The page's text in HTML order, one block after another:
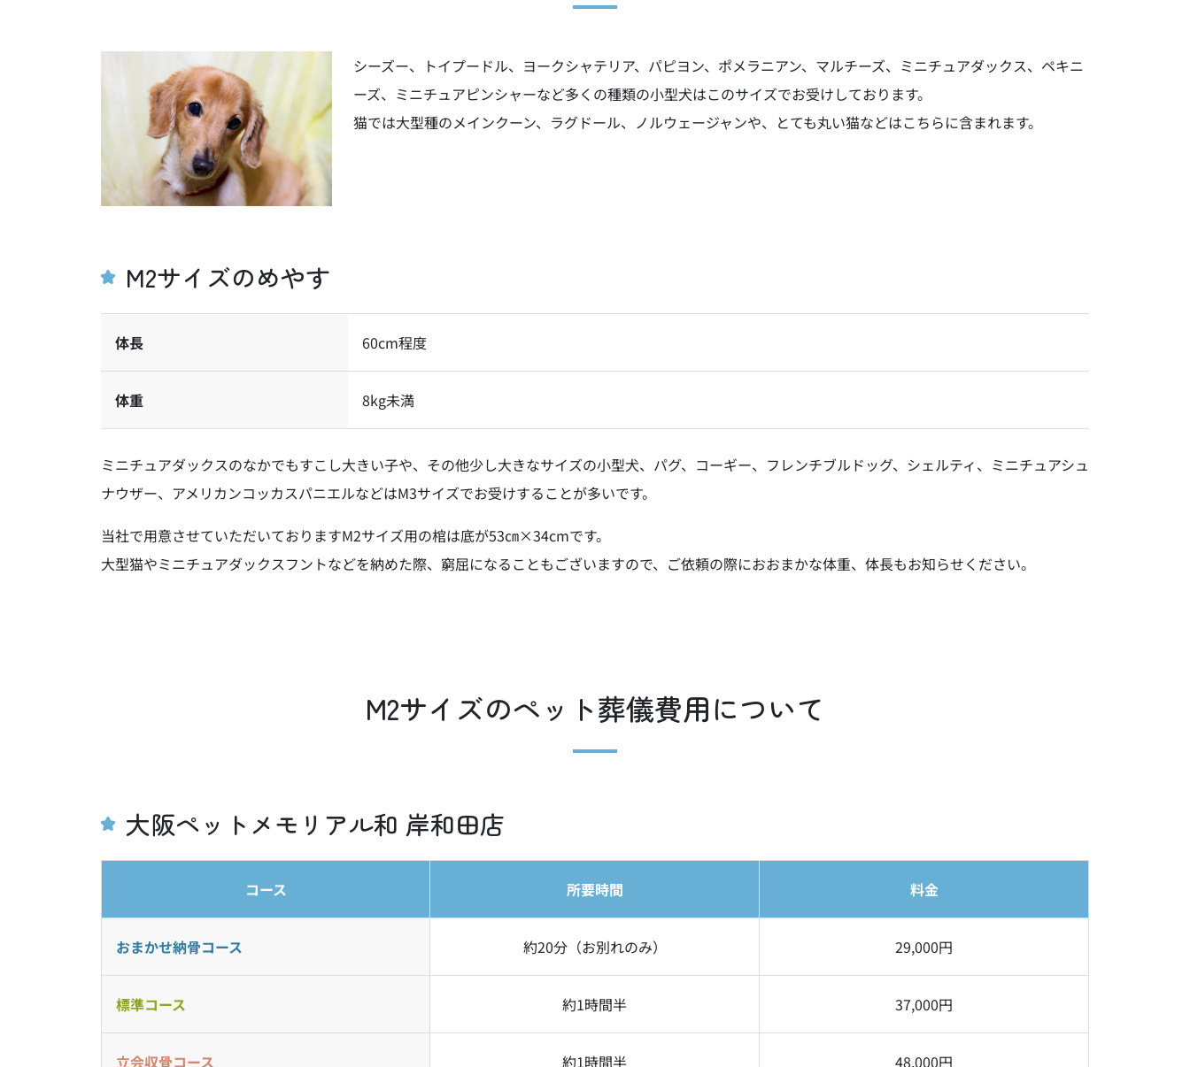
シーズー、トイプードル、ヨークシャテリア、パピヨン、ポメラニアン、マルチーズ、ミニチュアダックス、ペキニ
ーズ、ミニチュアピンシャーなど多くの種類の小型犬はこのサイズでお受けしております。
猫では大型種のメインクーン、ラグドール、ノルウェージャンや、とても丸い猫などはこちらに含まれます。
M2サイズのめやす
体長 60cm程度
体重 8kg未満
ミニチュアダックスのなかでもすこし大きい子や、その他少し大きなサイズの小型犬、パグ、コーギー、フレンチブルドッグ、シェルティ、ミニチュアシュ
ナウザー、アメリカンコッカスパニエルなどはM3サイズでお受けすることが多いです。
当社で用意させていただいておりますM2サイズ用の棺は底が53㎝×34cmです。
大型猫やミニチュアダックスフントなどを納めた際、窮屈になることもございますので、ご依頼の際におおまかな体重、体長もお知らせください。
M2サイズのペット葬儀費用について
大阪ペットメモリアル和 岸和田店
コース 所要時間 料金
おまかせ納骨コース 約20分（お別れのみ） 29,000円
標準コース 約1時間半 37,000円
立会収骨コース 約1時間半 48,000円